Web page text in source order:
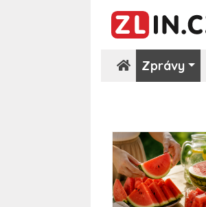
Zprávy